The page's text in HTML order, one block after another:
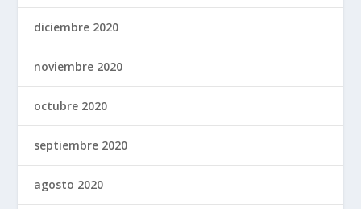
diciembre 2020
noviembre 2020
octubre 2020
septiembre 2020
agosto 2020